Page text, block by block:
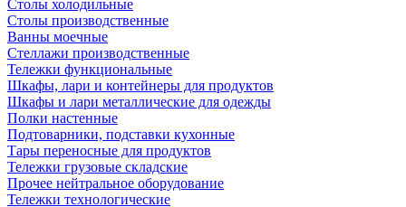
Столы холодильные
Столы производственные
Ванны моечные
Стеллажи производственные
Тележки функциональные
Шкафы, лари и контейнеры для продуктов
Шкафы и лари металлические для одежды
Полки настенные
Подтоварники, подставки кухонные
Тары переносные для продуктов
Тележки грузовые складские
Прочее нейтральное оборудование
Тележки технологические